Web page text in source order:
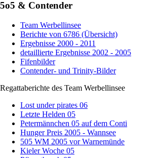
5o5 & Contender
Team Werbellinsee
Berichte von 6786 (Übersicht)
Ergebnisse 2000 - 2011
detaillierte Ergebnisse 2002 - 2005
Fifenbilder
Contender- und Trinity-Bilder
Regattaberichte des Team Werbellinsee
Lost under pirates 06
Letzte Helden 05
Petermännchen 05 auf dem Conti
Hunger Preis 2005 - Wannsee
505 WM 2005 vor Warnemünde
Kieler Woche 05